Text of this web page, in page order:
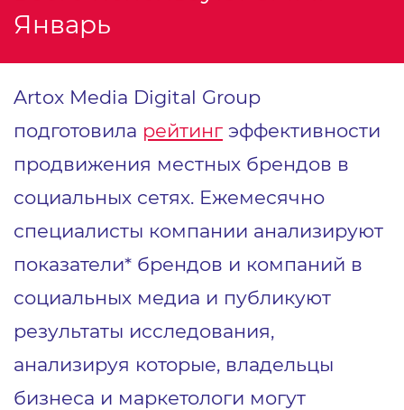
Январь
Artox Media Digital Group
подготовила рейтинг эффективности
продвижения местных брендов в
социальных сетях. Ежемесячно
специалисты компании анализируют
показатели* брендов и компаний в
социальных медиа и публикуют
результаты исследования,
анализируя которые, владельцы
бизнеса и маркетологи могут